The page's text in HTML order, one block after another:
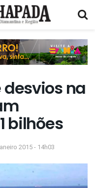
desvios na
bilhões
2015 - 14h03